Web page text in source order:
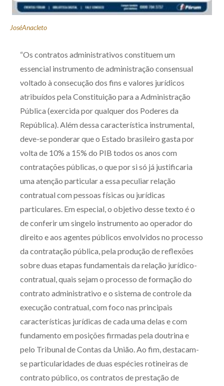
JoséAnacleto
“Os contratos administrativos constituem um
essencial instrumento de administração consensual
voltado à consecução dos fins e valores jurídicos
atribuídos pela Constituição para a Administração
Pública (exercida por qualquer dos Poderes da
República). Além dessa característica instrumental,
deve-se ponderar que o Estado brasileiro gasta por
volta de 10% a 15% do PIB todos os anos com
contratações públicas, o que por si só já justificaria
uma atenção particular a essa peculiar relação
contratual com pessoas físicas ou jurídicas
particulares. Em especial, o objetivo desse texto é o
de conferir um singelo instrumento ao operador do
direito e aos agentes públicos envolvidos no processo
da contratação pública, pela produção de reflexões
sobre duas etapas fundamentais da relação jurídico-
contratual, quais sejam o processo de formação do
contrato administrativo e o sistema de controle da
execução contratual, com foco nas principais
características jurídicas de cada uma delas e com
fundamento em posições firmadas pela doutrina e
pelo Tribunal de Contas da União. Ao fim, destacam-
se particularidades de duas espécies rotineiras de
contrato público, os contratos de prestação de